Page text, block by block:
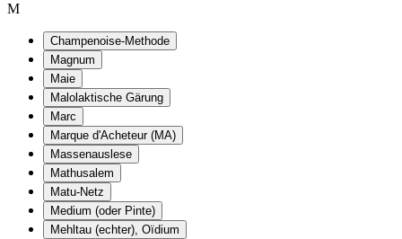
M
Champenoise-Methode
Magnum
Maie
Malolaktische Gärung
Marc
Marque d'Acheteur (MA)
Massenauslese
Mathusalem
Matu-Netz
Medium (oder Pinte)
Mehltau (echter), Oïdium